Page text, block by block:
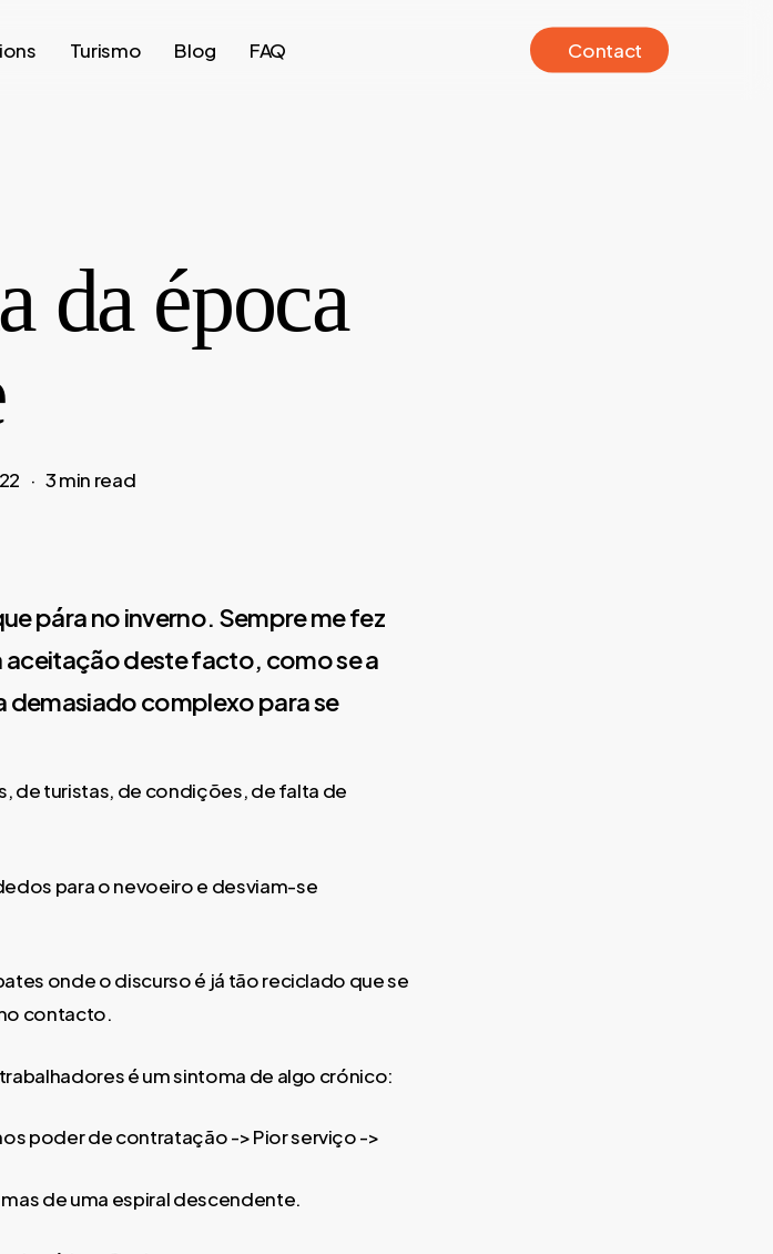
Turismo Blog FAQ Contact
da época
3 min read
pára no inverno. Sempre me fez
deste facto, como se a
complexo para se
de turistas, de condições, de falta de
para o nevoeiro e desviam-se
onde o discurso é já tão reciclado que se
contacto.
é um sintoma de algo crónico:
poder de contratação -> Pior serviço ->
de uma espiral descendente.